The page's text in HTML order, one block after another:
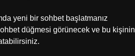
yeni bir sohbet başlatmanız
düğmesi görünecek ve bu kişinin